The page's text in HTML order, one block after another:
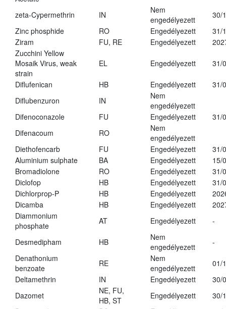
zeta-Cypermethrin IN
Nem
engedélyezett
30/
Zinc phosphide
RO Engedélyezett
31/
Ziram
FU, RE Engedélyezett
Zucchini Yellow
Mosaik Virus, weak
strain
EL Engedélyezett 31/
Diflufenican HB Engedélyezett
31/
Diflubenzuron
IN
Nem
engedélyezett
Difenoconazole
FU Engedélyezett
31/
Difenacoum
RO
Nem
engedélyezett
Diethofencarb
FU Engedélyezett
31/
Aluminium sulphate
BA Engedélyezett
15/
Bromadiolone
RO Engedélyezett
31/
Diclofop
HB Engedélyezett
31/
Dichlorprop-P
HB Engedélyezett
Dicamba
HB Engedélyezett
Diammonium
phosphate
AT Engedélyezett -
Desmedipham HB
Nem
engedélyezett
-
Denathonium
benzoate
RE
Nem
engedélyezett
01/
Deltamethrin
IN Engedélyezett
30/
Dazomet
NE, FU,
HB, ST
Engedélyezett
30/